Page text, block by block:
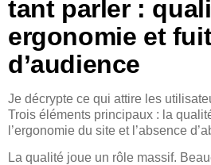
tant parler :
ergonomie et
d’audience
Je décrypte ce qui attire les
Trois éléments principaux : la
l’ergonomie du site et l’absence
La qualité joue un rôle massif.